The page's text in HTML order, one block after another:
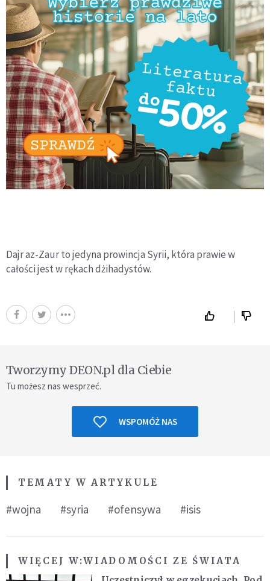
Dajr az-Zaur to jedyna prowincja Syrii, która prawie w
całości jest w rękach dżihadystów.
Tworzymy DEON.pl dla Ciebie
Tu możesz nas wesprzeć.
WSPOMÓŻ NAS
TEMATY W ARTYKULE
#wojna #syria #ofensywa #isis
WIĘCEJ W:WIADOMOŚCI ZE ŚWIATA